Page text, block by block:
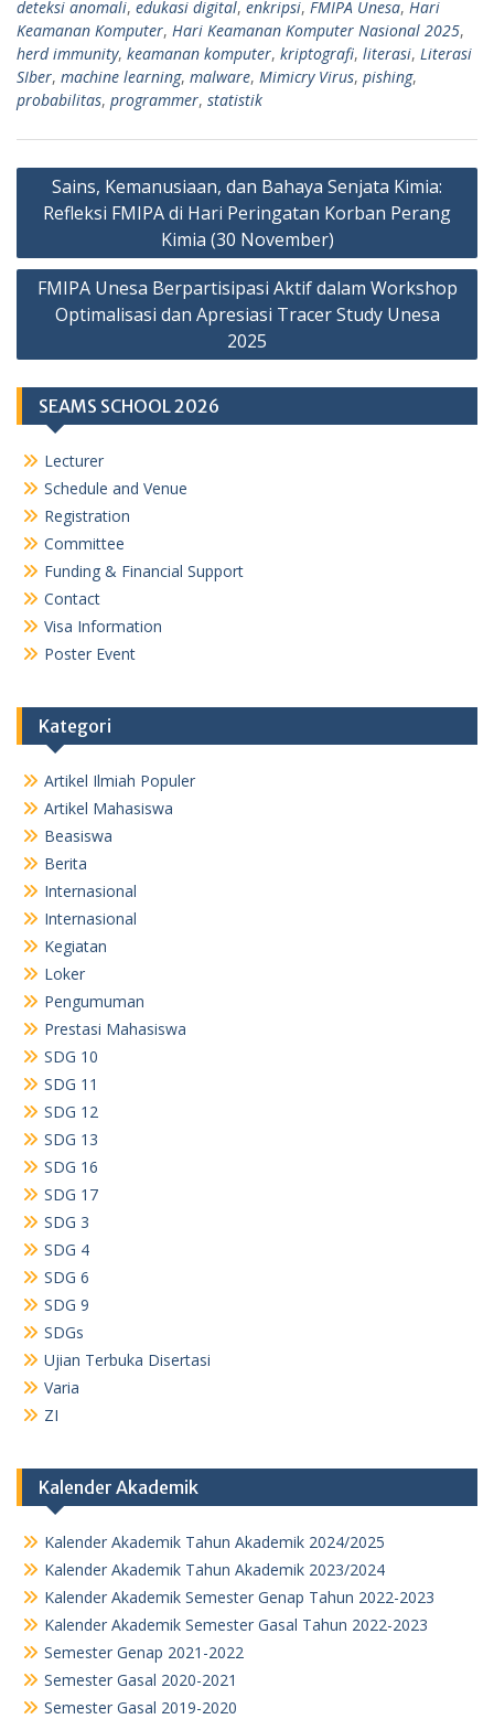
deteksi anomali, edukasi digital, enkripsi, FMIPA Unesa, Hari
Keamanan Komputer, Hari Keamanan Komputer Nasional 2025,
herd immunity, keamanan komputer, kriptografi, literasi, Literasi
SIber, machine learning, malware, Mimicry Virus, pishing,
probabilitas, programmer, statistik
Navigasi
pos
Sains, Kemanusiaan, dan Bahaya Senjata Kimia:
Refleksi FMIPA di Hari Peringatan Korban Perang
Kimia (30 November)
FMIPA Unesa Berpartisipasi Aktif dalam Workshop
Optimalisasi dan Apresiasi Tracer Study Unesa
2025
SEAMS SCHOOL 2026
Lecturer
Schedule and Venue
Registration
Committee
Funding & Financial Support
Contact
Visa Information
Poster Event
Kategori
Artikel Ilmiah Populer
Artikel Mahasiswa
Beasiswa
Berita
Internasional
Internasional
Kegiatan
Loker
Pengumuman
Prestasi Mahasiswa
SDG 10
SDG 11
SDG 12
SDG 13
SDG 16
SDG 17
SDG 3
SDG 4
SDG 6
SDG 9
SDGs
Ujian Terbuka Disertasi
Varia
ZI
Kalender Akademik
Kalender Akademik Tahun Akademik 2024/2025
Kalender Akademik Tahun Akademik 2023/2024
Kalender Akademik Semester Genap Tahun 2022-2023
Kalender Akademik Semester Gasal Tahun 2022-2023
Semester Genap 2021-2022
Semester Gasal 2020-2021
Semester Gasal 2019-2020